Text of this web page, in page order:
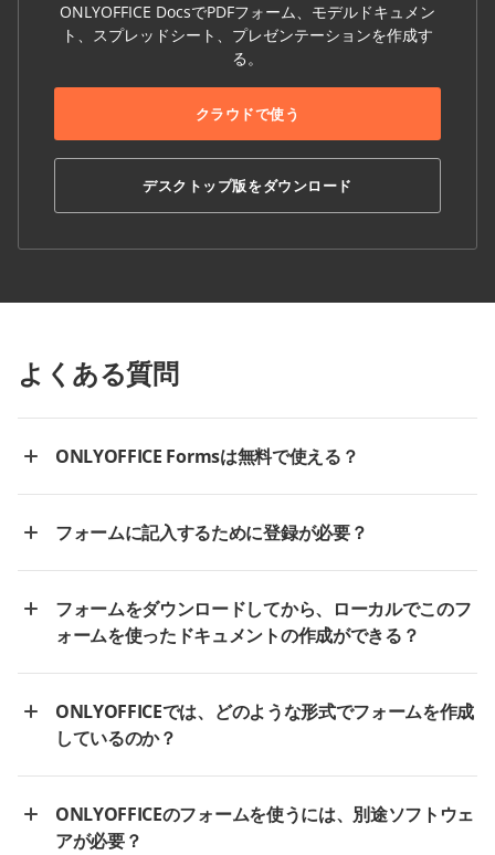
ONLYOFFICE DocsでPDFフォーム、モデルドキュメン
ト、スプレッドシート、プレゼンテーションを作成す
る。
クラウドで使う
デスクトップ版をダウンロード
よくある質問
ONLYOFFICE Formsは無料で使える？
フォームに記入するために登録が必要？
フォームをダウンロードしてから、ローカルでこのフ
ォームを使ったドキュメントの作成ができる？
ONLYOFFICEでは、どのような形式でフォームを作成
しているのか？
ONLYOFFICEのフォームを使うには、別途ソフトウェ
アが必要？